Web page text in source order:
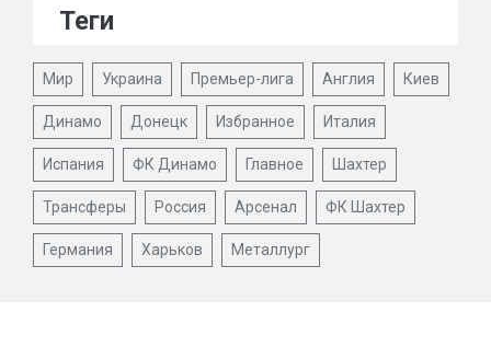
Теги
Мир Украина Премьер-лига Англия Киев
Динамо Донецк Избранное Италия
Испания ФК Динамо Главное Шахтер
Трансферы Россия Арсенал ФК Шахтер
Германия Харьков Металлург